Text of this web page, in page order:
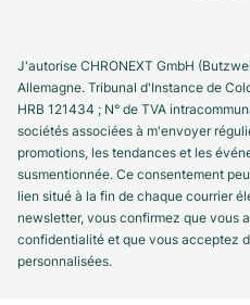
J'autorise CHRONEXT GmbH
Allemagne. Tribunal d'Instance de
HRB 121434 ; N° de TVA
sociétés associées à m'envoyer
promotions, les tendances et les
susmentionnée. Ce consentement
lien situé à la fin de chaque courrier
newsletter, vous confirmez que vous
confidentialité et que vous acceptez
personnalisées.